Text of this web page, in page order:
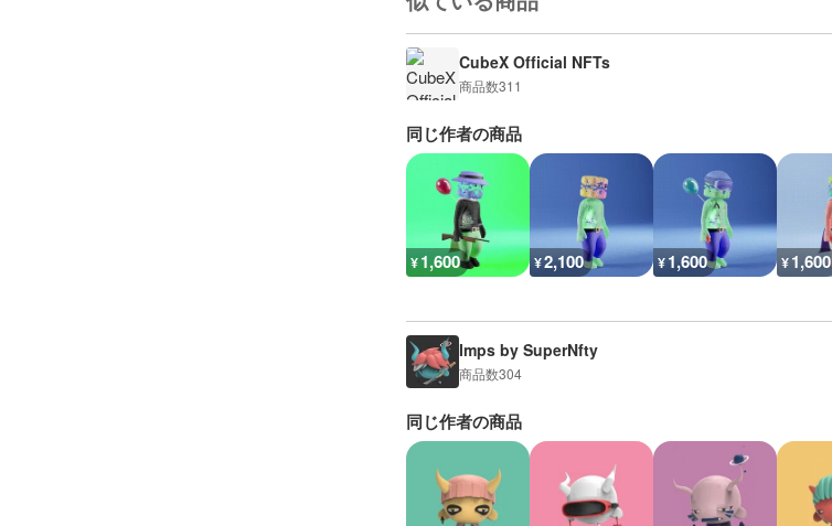
CubeX Official NFTs
商品数311
同じ作者の商品
¥1,600 ¥2,100 ¥1,600 ¥1,600
Imps by SuperNfty
商品数304
同じ作者の商品